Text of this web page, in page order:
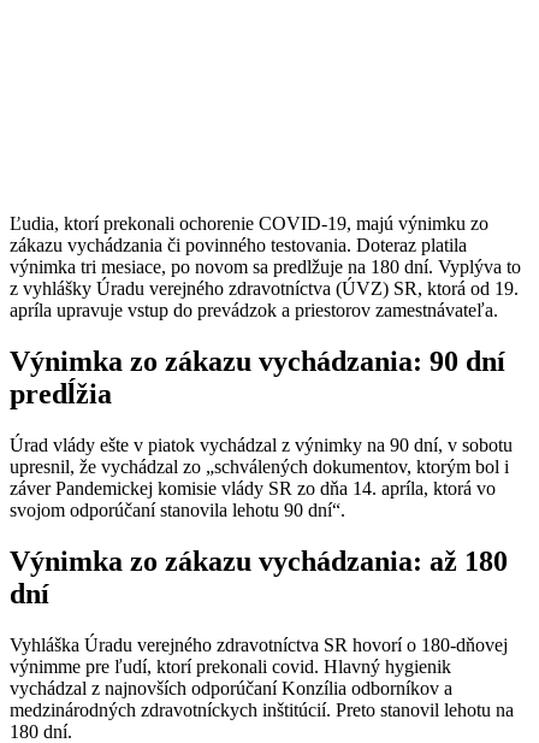
Ľudia, ktorí prekonali ochorenie COVID-19, majú výnimku zo
zákazu vychádzania či povinného testovania. Doteraz platila
výnimka tri mesiace, po novom sa predlžuje na 180 dní. Vyplýva to
z vyhlášky Úradu verejného zdravotníctva (ÚVZ) SR, ktorá od 19.
apríla upravuje vstup do prevádzok a priestorov zamestnávateľa.
Výnimka zo zákazu vychádzania: 90 dní
predĺžia
Úrad vlády ešte v piatok vychádzal z výnimky na 90 dní, v sobotu
upresnil, že vychádzal zo „schválených dokumentov, ktorým bol i
záver Pandemickej komisie vlády SR zo dňa 14. apríla, ktorá vo
svojom odporúčaní stanovila lehotu 90 dní“.
Výnimka zo zákazu vychádzania: až 180
dní
Vyhláška Úradu verejného zdravotníctva SR hovorí o 180-dňovej
výnimme pre ľudí, ktorí prekonali covid. Hlavný hygienik
vychádzal z najnovších odporúčaní Konzília odborníkov a
medzinárodných zdravotníckych inštitúcií. Preto stanovil lehotu na
180 dní.